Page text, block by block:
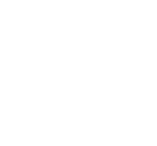
handlowej (newsletter) drogą
na przetwarzanie danych
Zawodowego z siedzibą
i mają zastosowanie